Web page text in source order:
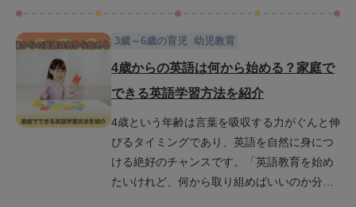
英語学習のメリットや注意点を紹介しながら5
歳から英語学習を始めるのが遅くない理由を
解説します。さらに、英語を生活の一部とし
て楽しく取り入れるための方法や習慣化のコ
ツについて紹介しているので、ぜひご家庭で
活用してみてください。
3歳～6歳の育児 幼児教育
4歳からの英語は何から始める？家庭で
できる英語学習方法を紹介
4歳という年齢は言葉を吸収する力がぐんと伸
びるタイミングであり、英語を自然に身につ
ける絶好のチャンスです。「英語教育を始め
たいけれど、何から取り組めばいいのか分か